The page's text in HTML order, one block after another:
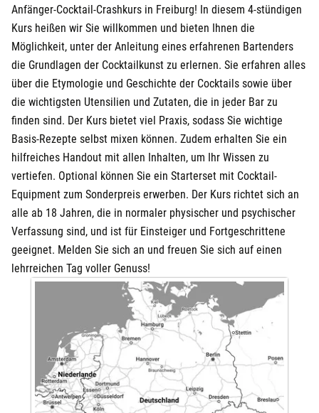
Anfänger-Cocktail-Crashkurs in Freiburg! In diesem 4-stündigen
Kurs heißen wir Sie willkommen und bieten Ihnen die
Möglichkeit, unter der Anleitung eines erfahrenen Bartenders
die Grundlagen der Cocktailkunst zu erlernen. Sie erfahren alles
über die Etymologie und Geschichte der Cocktails sowie über
die wichtigsten Utensilien und Zutaten, die in jeder Bar zu
finden sind. Der Kurs bietet viel Praxis, sodass Sie wichtige
Basis-Rezepte selbst mixen können. Zudem erhalten Sie ein
hilfreiches Handout mit allen Inhalten, um Ihr Wissen zu
vertiefen. Optional können Sie ein Starterset mit Cocktail-
Equipment zum Sonderpreis erwerben. Der Kurs richtet sich an
alle ab 18 Jahren, die in normaler physischer und psychischer
Verfassung sind, und ist für Einsteiger und Fortgeschrittene
geeignet. Melden Sie sich an und freuen Sie sich auf einen
lehrreichen Tag voller Genuss!